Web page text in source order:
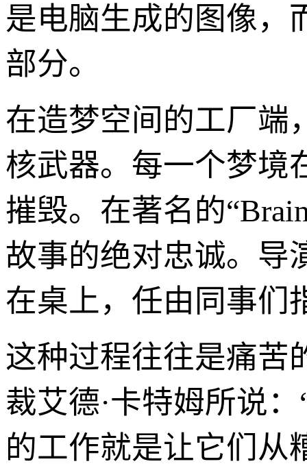
是电脑生成的图像，
部分。
在造梦空间的工厂端
核武器。每一个梦境
摧毁。在著名的
故事的绝对忠诚。导
在桌上，任由同事们
这种过程往往是痛苦
裁艾德·卡特姆所说
的工作就是让它们从